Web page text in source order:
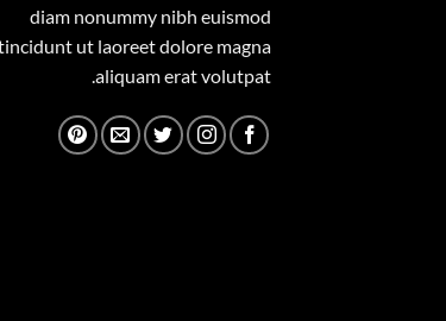
diam nonummy nibh euismod
ut laoreet dolore magna
aliquam erat volutpat.